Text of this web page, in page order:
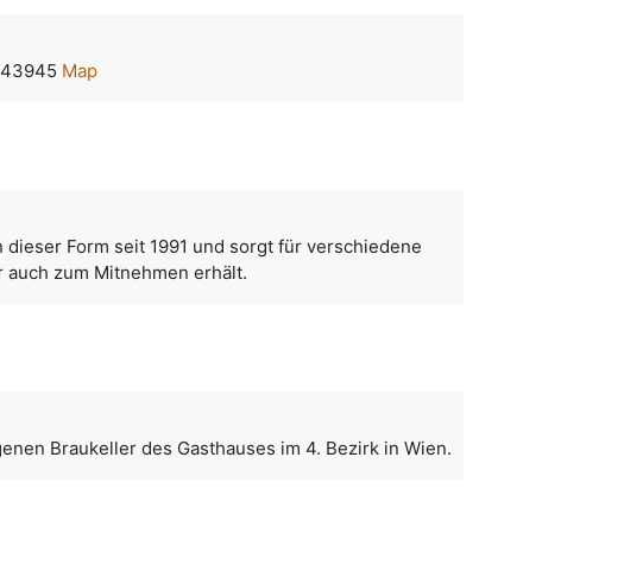
Map
Form seit 1991 und sorgt für verschiedene
zum Mitnehmen erhält.
Braukeller des Gasthauses im 4. Bezirk in Wien.